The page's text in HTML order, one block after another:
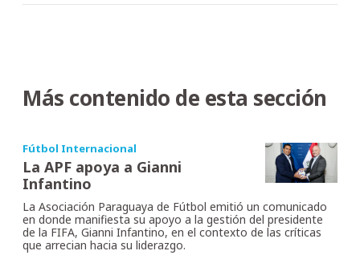
Más contenido de esta sección
Fútbol Internacional
La APF apoya a Gianni
Infantino
La Asociación Paraguaya de Fútbol emitió un comunicado
en donde manifiesta su apoyo a la gestión del presidente
de la FIFA, Gianni Infantino, en el contexto de las críticas
que arrecian hacia su liderazgo.